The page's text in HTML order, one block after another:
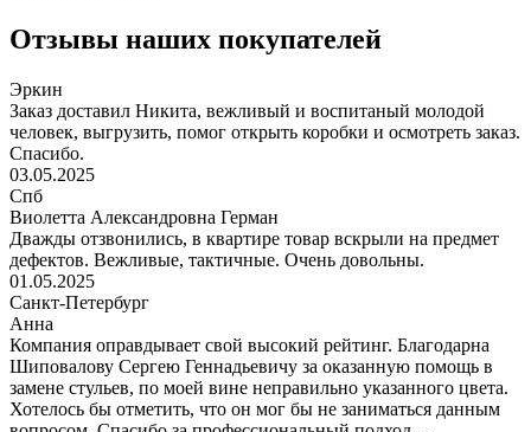
Отзывы наших покупателей
Эркин
Заказ доставил Никита, вежливый и воспитаный молодой
человек, выгрузить, помог открыть коробки и осмотреть заказ.
Спасибо.
03.05.2025
Спб
Виолетта Александровна Герман
Дважды отзвонились, в квартире товар вскрыли на предмет
дефектов. Вежливые, тактичные. Очень довольны.
01.05.2025
Санкт-Петербург
Анна
Компания оправдывает свой высокий рейтинг. Благодарна
Шиповалову Сергею Геннадьевичу за оказанную помощь в
замене стульев, по моей вине неправильно указанного цвета.
Хотелось бы отметить, что он мог бы не заниматься данным